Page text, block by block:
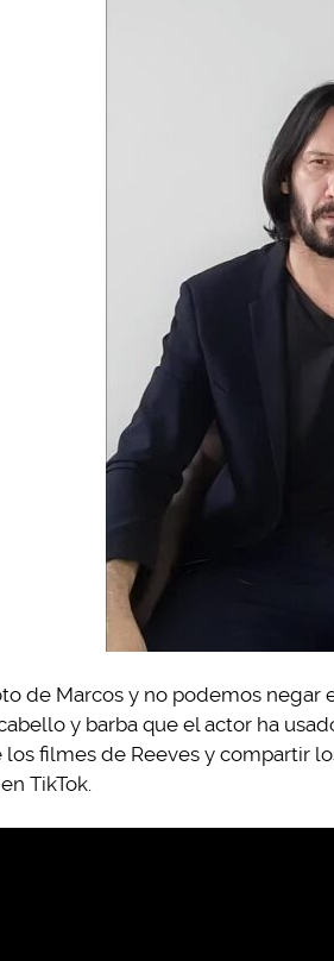
de Marcos y no podemos
y barba que el actor ha
filmes de Reeves y compartir
TikTok.